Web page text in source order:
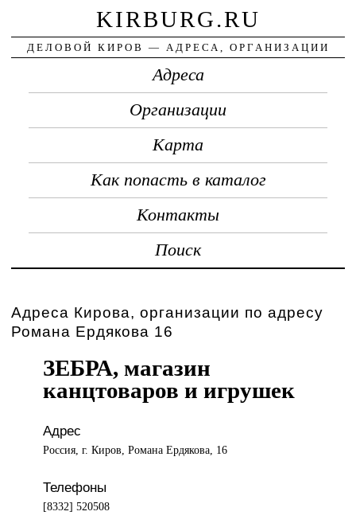
KIRBURG.RU
ДЕЛОВОЙ КИРОВ — АДРЕСА, ОРГАНИЗАЦИИ
Адреса
Организации
Карта
Как попасть в каталог
Контакты
Поиск
Адреса Кирова, организации по адресу
Романа Ердякова 16
ЗЕБРА, магазин
канцтоваров и игрушек
Адрес
Россия, г. Киров, Романа Ердякова, 16
Телефоны
[8332] 520508